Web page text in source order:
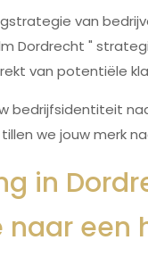
van
Dordrecht "
van potentiële
bedrijfsidentiteit
we jouw merk
in
een